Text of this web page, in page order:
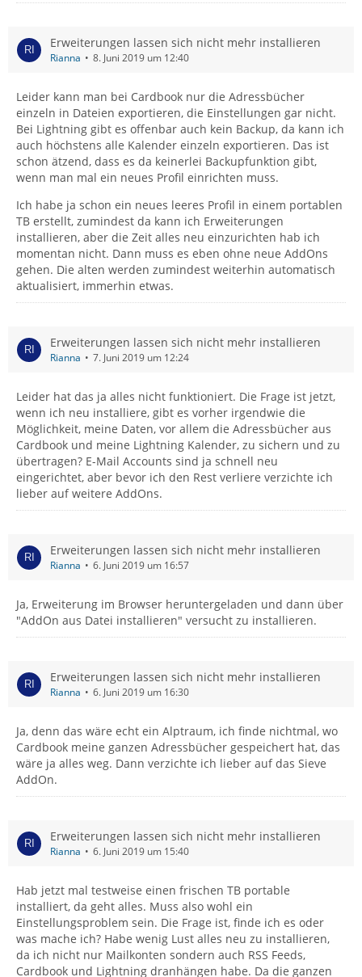
Erweiterungen lassen sich nicht mehr installieren
Rianna 8. Juni 2019 um 12:40
Leider kann man bei Cardbook nur die Adressbücher
einzeln in Dateien exportieren, die Einstellungen gar nicht.
Bei Lightning gibt es offenbar auch kein Backup, da kann ich
auch höchstens alle Kalender einzeln exportieren. Das ist
schon ätzend, dass es da keinerlei Backupfunktion gibt,
wenn man mal ein neues Profil einrichten muss.
Ich habe ja schon ein neues leeres Profil in einem portablen
TB erstellt, zumindest da kann ich Erweiterungen
installieren, aber die Zeit alles neu einzurichten hab ich
momentan nicht. Dann muss es eben ohne neue AddOns
gehen. Die alten werden zumindest weiterhin automatisch
aktualisiert, immerhin etwas.
Erweiterungen lassen sich nicht mehr installieren
Rianna 7. Juni 2019 um 12:24
Leider hat das ja alles nicht funktioniert. Die Frage ist jetzt,
wenn ich neu installiere, gibt es vorher irgendwie die
Möglichkeit, meine Daten, vor allem die Adressbücher aus
Cardbook und meine Lightning Kalender, zu sichern und zu
übertragen? E-Mail Accounts sind ja schnell neu
eingerichtet, aber bevor ich den Rest verliere verzichte ich
lieber auf weitere AddOns.
Erweiterungen lassen sich nicht mehr installieren
Rianna 6. Juni 2019 um 16:57
Ja, Erweiterung im Browser heruntergeladen und dann über
"AddOn aus Datei installieren" versucht zu installieren.
Erweiterungen lassen sich nicht mehr installieren
Rianna 6. Juni 2019 um 16:30
Ja, denn das wäre echt ein Alptraum, ich finde nichtmal, wo
Cardbook meine ganzen Adressbücher gespeichert hat, das
wäre ja alles weg. Dann verzichte ich lieber auf das Sieve
AddOn.
Erweiterungen lassen sich nicht mehr installieren
Rianna 6. Juni 2019 um 15:40
Hab jetzt mal testweise einen frischen TB portable
installiert, da geht alles. Muss also wohl ein
Einstellungsproblem sein. Die Frage ist, finde ich es oder
was mache ich? Habe wenig Lust alles neu zu installieren,
da ich nicht nur Mailkonten sondern auch RSS Feeds,
Cardbook und Lightning dranhängen habe. Da die ganzen